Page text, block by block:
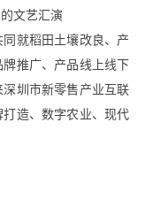
文艺汇演
就稻田土壤改良、产
推广、产品线上线下
圳市新零售产业互联
造、数字农业、现代